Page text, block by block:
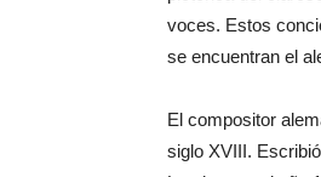
voces. Estos
se encuentran el
El compositor
siglo XVIII.